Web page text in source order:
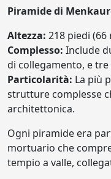
Piramide di
Altezza: 218 piedi (66
Complesso: Include
di collegamento, e
Particolarità: La più
strutture complesse
architettonica.
Ogni piramide era
mortuario che
tempio a valle,